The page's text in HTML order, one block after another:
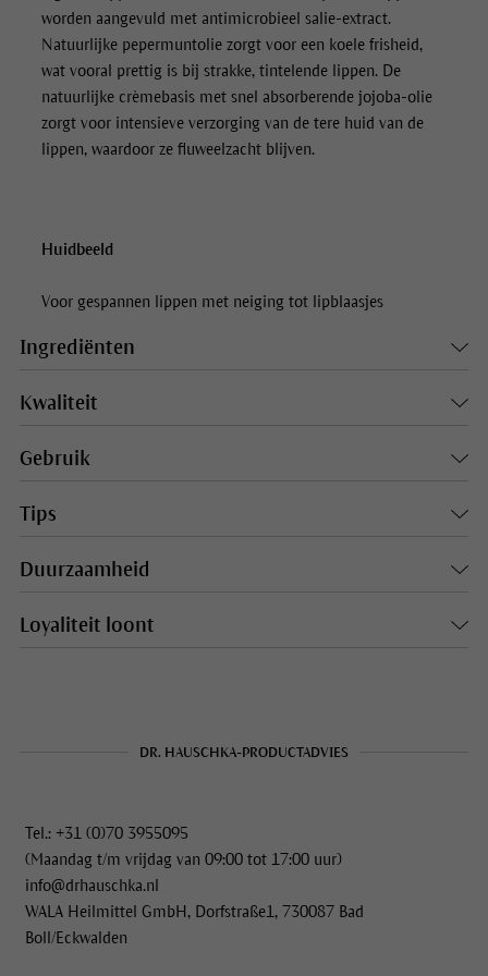
worden aangevuld met antimicrobieel salie-extract.
Natuurlijke pepermuntolie zorgt voor een koele frisheid,
wat vooral prettig is bij strakke, tintelende lippen. De
natuurlijke crèmebasis met snel absorberende jojoba-olie
zorgt voor intensieve verzorging van de tere huid van de
lippen, waardoor ze fluweelzacht blijven.
Huidbeeld
Voor gespannen lippen met neiging tot lipblaasjes
Ingrediënten
Kwaliteit
Gebruik
Tips
Duurzaamheid
Loyaliteit loont
DR. HAUSCHKA-PRODUCTADVIES
Tel.: +31 (0)70 3955095
(Maandag t/m vrijdag van 09:00 tot 17:00 uur)
info@drhauschka.nl
WALA Heilmittel GmbH, Dorfstraße1, 730087 Bad
Boll/Eckwalden